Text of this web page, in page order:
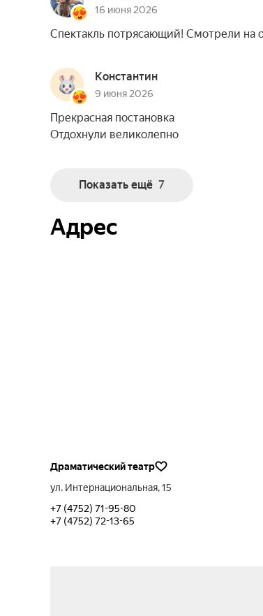
16 июня 2026
Спектакль потрясающий! Смотрели на
Константин
9 июня 2026
Прекрасная постановка
Отдохнули великолепно
Показать ещё 7
Адрес
Драматический театр
ул. Интернациональная, 15
+7 (4752) 71-95-80
+7 (4752) 72-13-65